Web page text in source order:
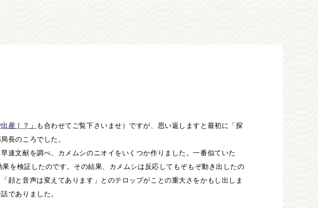
産！？」 も合わせてご覧下さいませ）ですが、思い返しますと最初に「探
長のころでした。
速文献を調べ、カメムシのニオイをいくつか作りました。一番似ていた
を検証したのです。その結果、カメムシは反応してもぞもぞ動き出したの
顔と音声は変えてあります」とのテロップがことの重大さをかもし出しま
でありました。